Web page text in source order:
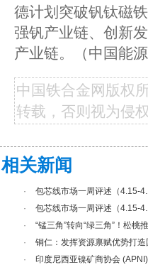
德计划突破钒钛磁
强钒产业链、创新
产业链。（中国能源
中国铁合金网版权
转载，否则视为侵
相关新闻
·
包芯线市场一周评述（4.15-
·
包芯线市场一周评述（4.15-
·
“锰三角”转向“绿三角”！松桃
·
铜仁：发挥资源禀赋优势打
·
印度尼西亚镍矿商协会